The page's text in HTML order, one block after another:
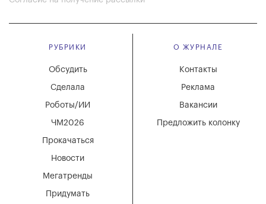
РУБРИКИ
Мегатренды
Придумать
Новости
Обсудить
Сделала
Роботы/ИИ
ЧМ2026
Прокачаться
О ЖУРНАЛЕ
Вакансии
Реклама
Контакты
Предложить колонку